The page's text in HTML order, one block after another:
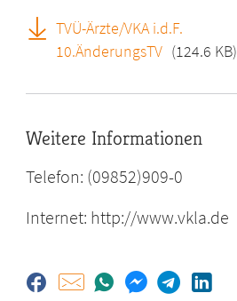
TVÜ-Ärzte/VKA i.d.F.
10.ÄnderungsTV (124.6 KB)
Weitere Informationen
Telefon: (09852)909-0
Internet: http://www.vkla.de